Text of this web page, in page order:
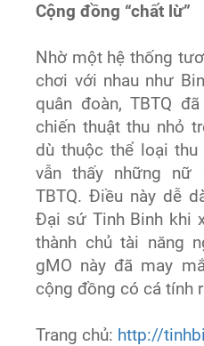
Cộng đồng “chất lừ”
Nhờ một hệ thống
chơi với nhau như
quân đoàn, TBTQ
chiến thuật thu nhỏ
dù thuộc thể loại
vẫn thấy những nữ
TBTQ. Điều này dễ
Đại sứ Tinh Binh khi
thành chủ tài năng
gMO này đã may
cộng đồng có cá tính
Trang chủ: http://